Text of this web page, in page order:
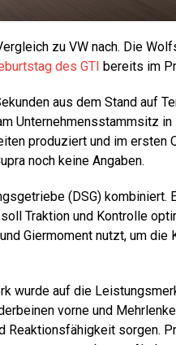
zu VW nach. Die
des GTI bereits im
aus dem Stand auf
Unternehmensstammsitz
produziert und im ersten
noch keine Angaben.
(DSG) kombiniert.
Traktion und Kontrolle
Giermoment nutzt, um die
wurde auf die
vorne und
sorgen.